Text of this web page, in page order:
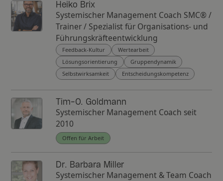
Heiko Brix
Systemischer Management Coach SMC® /
Trainer / Spezialist für Organisations- und
Führungskräfteentwicklung
Feedback-Kultur
Wertearbeit
Lösungsorientierung
Gruppendynamik
Selbstwirksamkeit
Entscheidungskompetenz
Tim-O. Goldmann
Systemischer Management Coach seit
2010
Offen für Arbeit
Dr. Barbara Miller
Systemischer Management & Team Coach